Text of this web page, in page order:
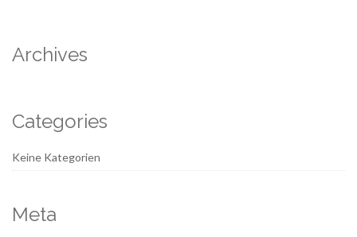
Archives
Categories
Keine Kategorien
Meta